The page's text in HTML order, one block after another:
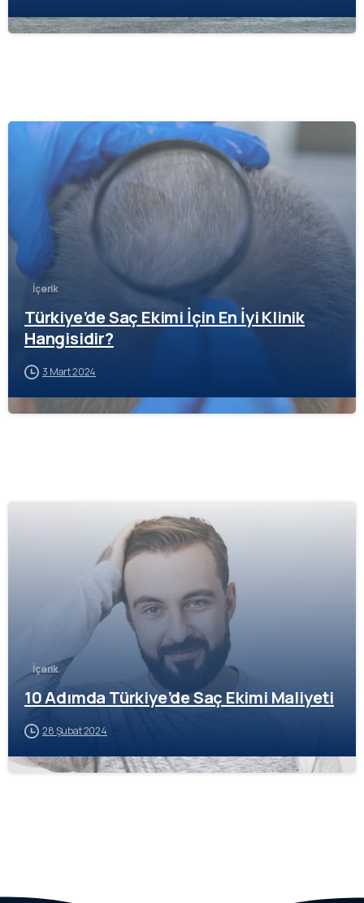
İçerik
Türkiye’de Saç Ekimi İçin En İyi Klinik
Hangisidir?
3 Mart 2024
İçerik
10 Adımda Türkiye’de Saç Ekimi Maliyeti
28 Şubat 2024